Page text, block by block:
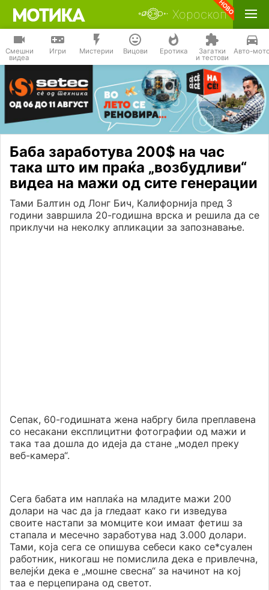
Хороскоп
Смешни
видеа
Игри Мистерии Вицови Еротика Загатки
и тестови
Авто-
Баба заработува 200$ на час
така што им праќа „возбудливи“
видеа на мажи од сите генерации
Тами Балтин од Лонг Бич, Калифорнија пред 3
години завршила 20-годишна врска и решила да се
приклучи на неколку апликации за запознавање.
Сепак, 60-годишната жена набргу била преплавена
со несакани експлицитни фотографии од мажи и
така таа дошла до идеја да стане „модел преку
веб-камера“.
Сега бабата им наплаќа на младите мажи 200
долари на час да ја гледаат како ги изведува
своите настапи за момците кои имаат фетиш за
стапала и месечно заработува над 3.000 долари.
Тами, која сега се опишува себеси како се*суален
работник, никогаш не помислила дека е привлечна,
велејќи дека е „мошне свесна“ за начинот на кој
таа е перцепирана од светот.